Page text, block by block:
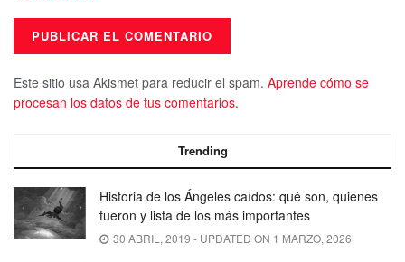
Este sitio usa Akismet para reducir el spam. Aprende cómo se
procesan los datos de tus comentarios.
Trending
Historia de los Ángeles caídos: qué son, quienes
fueron y lista de los más importantes
30 ABRIL, 2019 - UPDATED ON 1 MARZO, 2026